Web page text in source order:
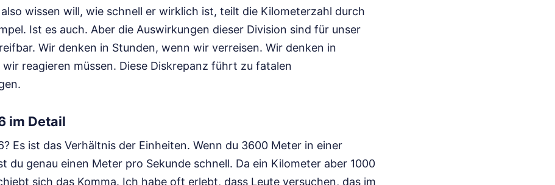
wissen will, wie schnell er wirklich ist, teilt die Kilometerzahl durch
Ist es auch. Aber die Auswirkungen dieser Division sind für unser
Wir denken in Stunden, wenn wir verreisen. Wir denken in
reagieren müssen. Diese Diskrepanz führt zu fatalen
im Detail
Es ist das Verhältnis der Einheiten. Wenn du 3600 Meter in einer
du genau einen Meter pro Sekunde schnell. Da ein Kilometer aber 1000
sich das Komma. Ich habe oft erlebt, dass Leute versuchen, das im